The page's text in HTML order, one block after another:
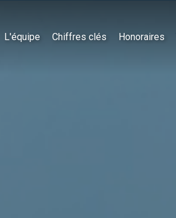
L'équipe Chiffres clés Honoraires